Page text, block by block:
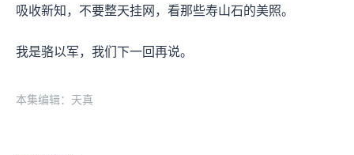
吸收新知，不要整天挂网，看那些寿山石的美照。
我是骆以军，我们下一回再说。
本集编辑：天真